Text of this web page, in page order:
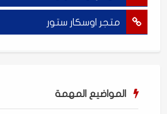
متجر اوسكار ستور
المواضيع المهمة